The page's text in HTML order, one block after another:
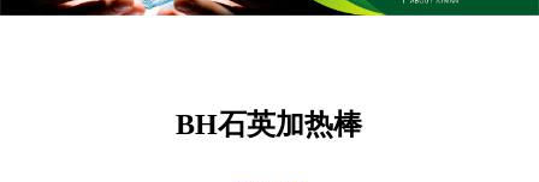
BH石英加热棒